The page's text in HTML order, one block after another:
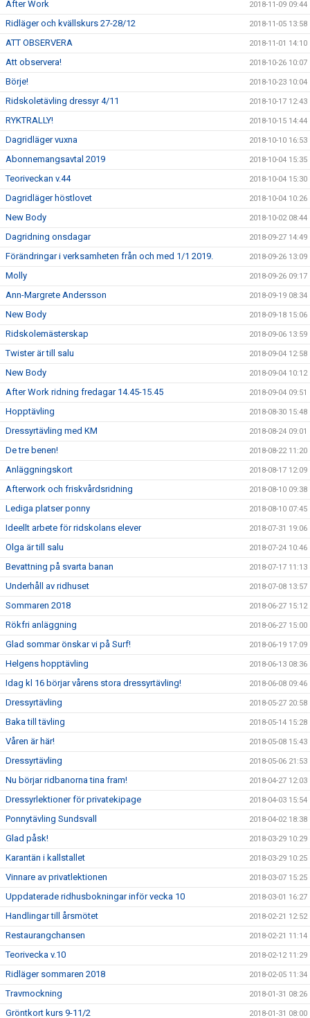
After Work 2018-11-09 09:44
Ridläger och kvällskurs 27-28/12 2018-11-05 13:58
ATT OBSERVERA 2018-11-01 14:10
Att observera! 2018-10-26 10:07
Börje! 2018-10-23 10:04
Ridskoletävling dressyr 4/11 2018-10-17 12:43
RYKTRALLY! 2018-10-15 14:44
Dagridläger vuxna 2018-10-10 16:53
Abonnemangsavtal 2019 2018-10-04 15:35
Teoriveckan v.44 2018-10-04 15:30
Dagridläger höstlovet 2018-10-04 10:26
New Body 2018-10-02 08:44
Dagridning onsdagar 2018-09-27 14:49
Förändringar i verksamheten från och med 1/1 2019. 2018-09-26 13:09
Molly 2018-09-26 09:17
Ann-Margrete Andersson 2018-09-19 08:34
New Body 2018-09-18 15:06
Ridskolemästerskap 2018-09-06 13:59
Twister är till salu 2018-09-04 12:58
New Body 2018-09-04 10:12
After Work ridning fredagar 14.45-15.45 2018-09-04 09:51
Hopptävling 2018-08-30 15:48
Dressyrtävling med KM 2018-08-24 09:01
De tre benen! 2018-08-22 11:20
Anläggningskort 2018-08-17 12:09
Afterwork och friskvårdsridning 2018-08-10 09:38
Lediga platser ponny 2018-08-10 07:45
Ideellt arbete för ridskolans elever 2018-07-31 19:06
Olga är till salu 2018-07-24 10:46
Bevattning på svarta banan 2018-07-17 11:13
Underhåll av ridhuset 2018-07-08 13:57
Sommaren 2018 2018-06-27 15:12
Rökfri anläggning 2018-06-27 15:00
Glad sommar önskar vi på Surf! 2018-06-19 17:09
Helgens hopptävling 2018-06-13 08:36
Idag kl 16 börjar vårens stora dressyrtävling! 2018-06-08 09:46
Dressyrtävling 2018-05-27 20:58
Baka till tävling 2018-05-14 15:28
Våren är här! 2018-05-08 15:43
Dressyrtävling 2018-05-06 21:53
Nu börjar ridbanorna tina fram! 2018-04-27 12:03
Dressyrlektioner för privatekipage 2018-04-03 15:54
Ponnytävling Sundsvall 2018-04-02 18:38
Glad påsk! 2018-03-29 10:29
Karantän i kallstallet 2018-03-29 10:25
Vinnare av privatlektionen 2018-03-07 15:25
Uppdaterade ridhusbokningar inför vecka 10 2018-03-01 16:27
Handlingar till årsmötet 2018-02-21 12:52
Restaurangchansen 2018-02-21 11:14
Teorivecka v.10 2018-02-12 11:29
Ridläger sommaren 2018 2018-02-05 11:34
Travmockning 2018-01-31 08:26
Gröntkort kurs 9-11/2 2018-01-31 08:00